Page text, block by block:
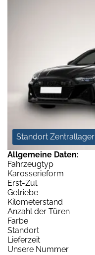
Standort Zentrallager
Allgemeine Daten:
Fahrzeugtyp
Karosserieform
Erst-Zul.
Getriebe
Kilometerstand
Anzahl der Türen
Farbe
Standort
Lieferzeit
Unsere Nummer